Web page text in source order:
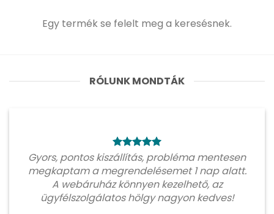
Egy termék se felelt meg a keresésnek.
RÓLUNK MONDTÁK
Gyors, pontos kiszállítás, probléma mentesen
megkaptam a megrendelésemet 1 nap alatt.
A webáruház könnyen kezelhető, az
ügyfélszolgálatos hölgy nagyon kedves!